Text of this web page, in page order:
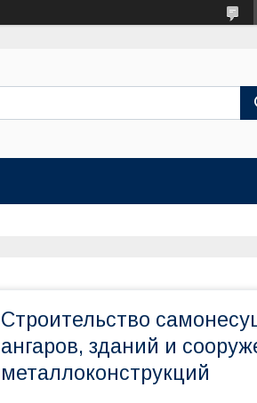
Строительство
ангаров, зданий и
металлоконструкций